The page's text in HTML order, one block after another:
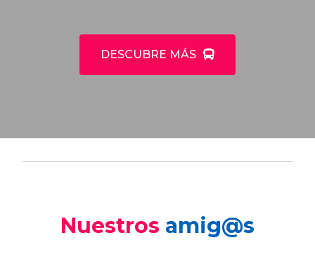
DESCUBRE MÁS
Nuestros amig@s